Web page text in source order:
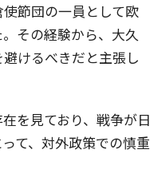
節団の一員として欧
その経験から、大久
けるべきだと主張し
を見ており、戦争が日
て、対外政策での慎重